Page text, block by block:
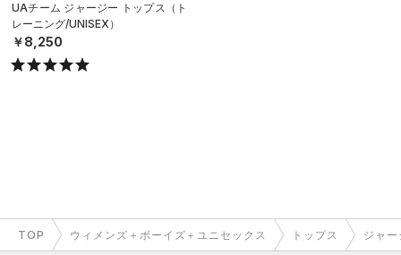
UAチーム ジャージー トップス（ト
レーニング/UNISEX）
￥8,250
TOP ウィメンズ＋ボーイズ＋ユニセックス トップス ジャ